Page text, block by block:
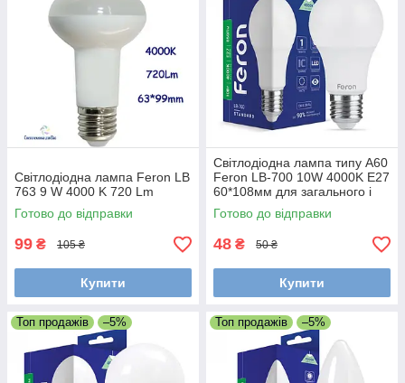
Світлодіодна лампа Feron LB
763 9 W 4000 K 720 Lm
Готово до відправки
99 ₴ 105 ₴
Купити
Світлодіодна лампа типу А60
Feron LB-700 10W 4000K Е27
60*108мм для загального і
декоративного освітлення
Готово до відправки
48 ₴ 50 ₴
Купити
Топ продажів –5% Топ продажів –5%